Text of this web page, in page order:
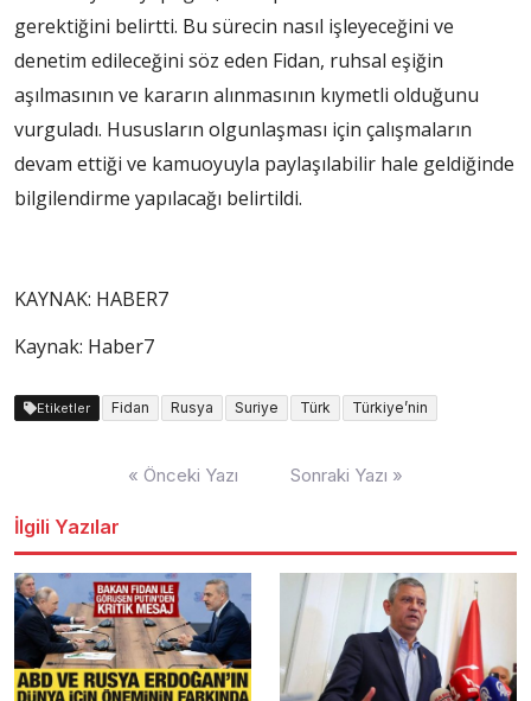
gerektiğini belirtti. Bu sürecin nasıl işleyeceğini ve
denetim edileceğini söz eden Fidan, ruhsal eşiğin
aşılmasının ve kararın alınmasının kıymetli olduğunu
vurguladı. Hususların olgunlaşması için çalışmaların
devam ettiği ve kamuoyuyla paylaşılabilir hale geldiğinde
bilgilendirme yapılacağı belirtildi.
KAYNAK: HABER7
Kaynak: Haber7
Etiketler Fidan Rusya Suriye Türk Türkiye’nin
« Önceki Yazı Sonraki Yazı »
İlgili Yazılar